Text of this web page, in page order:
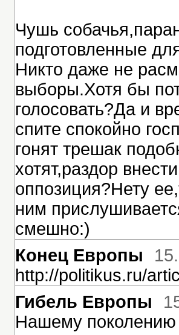
Чушь
подготовленные
Никто даже не
выборы.Хотя бы
голосовать?Да и
спите спокойно
гонят трешак
хотят,раздор
оппозиция?Нету
ним
смешно:)
Конец Европы
http://politikus.ru/
Гибель Европы
Нашему поколению